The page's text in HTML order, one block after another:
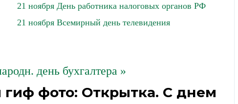
21 ноября День работника налоговых органов РФ
21 ноября Всемирный день телевидения
день бухгалтера »
фото: Открытка. С днем